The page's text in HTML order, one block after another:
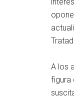
A los
figura